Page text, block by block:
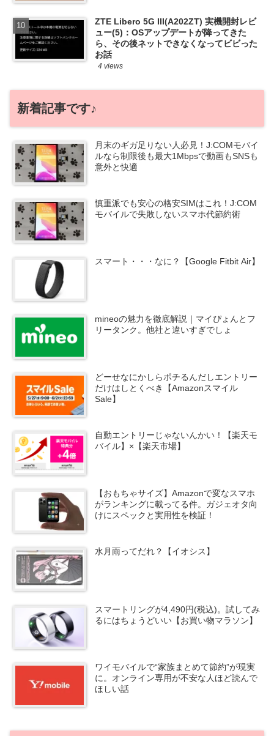
ZTE Libero 5G III(A202ZT) 実機開封レビ
ュー(5)：OSアップデートが降ってきた
ら、その後ネットできなくなってビビった
お話
4 views
新着記事です♪
月末のギガ足りない人必見！J:COMモバイ
ルなら制限後も最大1Mbpsで動画もSNSも
意外と快適
慎重派でも安心の格安SIMはこれ！J:COM
モバイルで失敗しないスマホ代節約術
スマート・・・なに？【Google Fitbit Air】
mineoの魅力を徹底解説｜マイぴょんとフ
リータンク。他社と違いすぎでしょ
どーせなにかしらポチるんだしエントリー
だけはしとくべき【Amazonスマイル
Sale】
自動エントリーじゃないんかい！【楽天モ
バイル】×【楽天市場】
【おもちゃサイズ】Amazonで変なスマホ
がランキングに載ってる件。ガジェオタ向
けにスペックと実用性を検証！
水月雨ってだれ？【イオシス】
スマートリングが4,490円(税込)。試してみ
るにはちょうどいい【お買い物マラソン】
ワイモバイルで“家族まとめて節約”が現実
に。オンライン専用が不安な人ほど読んで
ほしい話